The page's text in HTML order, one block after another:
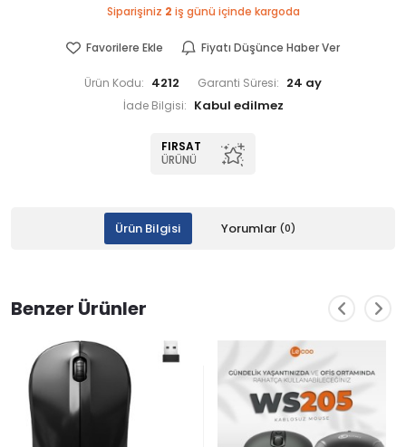
Siparişiniz 2 iş günü içinde kargoda
Favorilere Ekle Fiyatı Düşünce Haber Ver
Ürün Kodu: 4212 Garanti Süresi: 24 ay
İade Bilgisi:
FIRSAT
ÜRÜNÜ
Ürün Bilgisi Yorumlar (0)
Benzer Ürünler